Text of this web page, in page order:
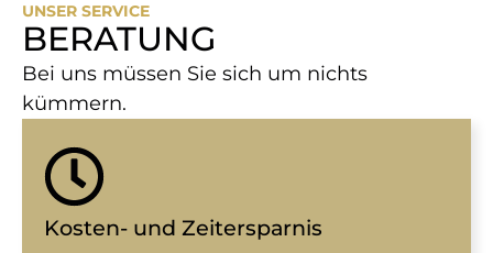
UNSER SERVICE
BERATUNG
Bei uns müssen Sie sich um nichts
kümmern.
Kosten- und Zeitersparnis